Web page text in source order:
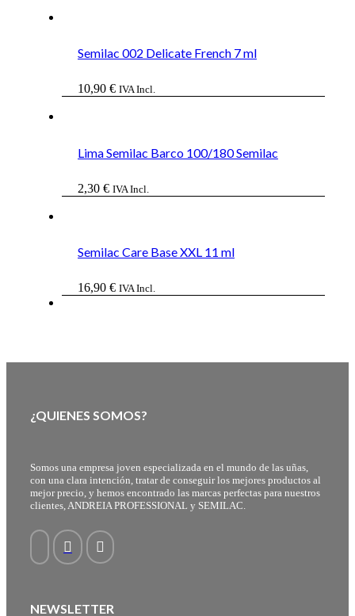
Semilac 002 Delicate French 7 ml
10,90 € IVA Incl.
Lima Semilac Barco 100/180 Semilac
2,30 € IVA Incl.
Semilac Care Base XXL 11 ml
16,90 € IVA Incl.
¿QUIENES SOMOS?
Somos una empresa joven especializada en el mundo de las uñas,
con una clara intención, tratar de conseguir los mejores productos al
mejor precio, y hemos encontrado las marcas perfectas para nuestros
clientes, ANDREIA PROFESSIONAL y SEMILAC.
NEWSLETTER